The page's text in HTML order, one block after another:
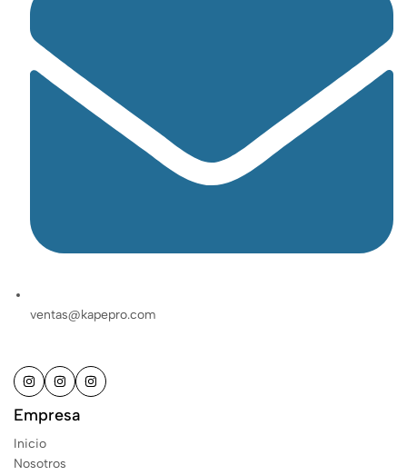
ventas@kapepro.com
Empresa
Inicio
Nosotros